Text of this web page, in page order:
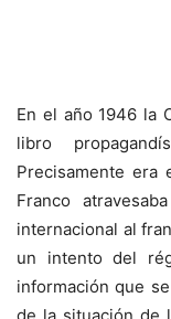
En el año 1946 la
libro
Precisamente era
Franco
internacional al
un intento del
información que